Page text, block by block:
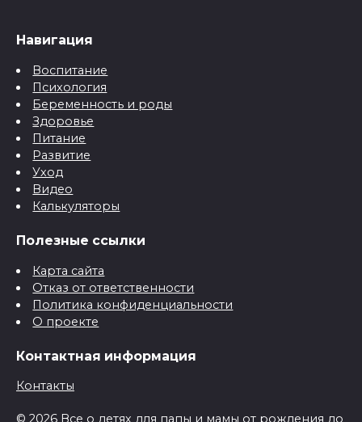
Навигация
Воспитание
Психология
Беременность и роды
Здоровье
Питание
Развитие
Уход
Видео
Калькуляторы
Полезные ссылки
Карта сайта
Отказ от ответственности
Политика конфиденциальности
О проекте
Контактная информация
Контакты
© 2026 Все о детях для папы и мамы от рождения до